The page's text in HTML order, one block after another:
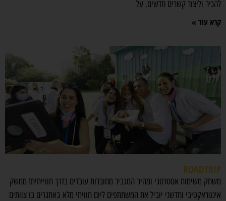
להכיר וליצור קשרים חדשים. על
קרא עוד »
ROADTRIP
משחק משימות אסטרטגי ומהיר המגביר מחוברות עובדים בדרך חווייתית! ממשק
אינטראקטיבי וחדשני יוביל את המשתתפים ליום חוויתי מלא באתגרים בו צוותים